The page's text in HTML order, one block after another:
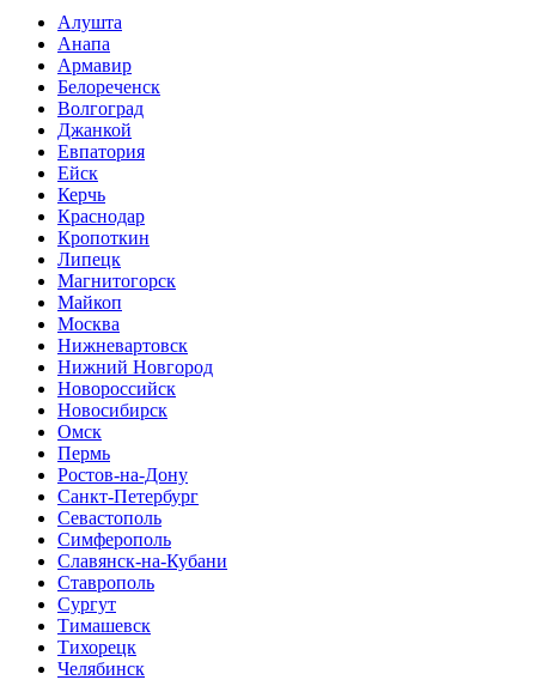
Алушта
Анапа
Армавир
Белореченск
Волгоград
Джанкой
Евпатория
Ейск
Керчь
Краснодар
Кропоткин
Липецк
Магнитогорск
Майкоп
Москва
Нижневартовск
Нижний Новгород
Новороссийск
Новосибирск
Омск
Пермь
Ростов-на-Дону
Санкт-Петербург
Севастополь
Симферополь
Славянск-на-Кубани
Ставрополь
Сургут
Тимашевск
Тихорецк
Челябинск